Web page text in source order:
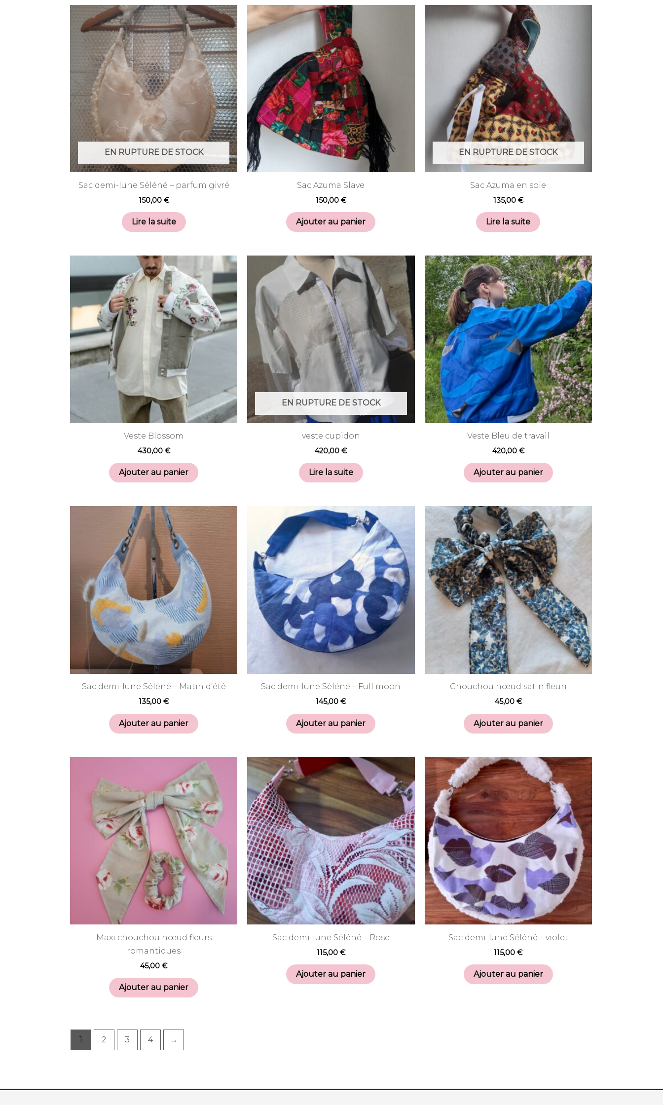
EN RUPTURE DE STOCK
Sac demi-lune Séléné – parfum givré
150,00 €
Lire la suite
Sac Azuma Slave
150,00 €
Ajouter au panier
EN RUPTURE DE STOCK
Sac Azuma en soie
135,00 €
Lire la suite
Veste Blossom
430,00 €
Ajouter au panier
EN RUPTURE DE STOCK
veste cupidon
420,00€
Lire la suite
Veste Bleu de travail
420,00 €
Ajouter au panier
Sac demi-lune Séléné – Matin d’été
135,00€
Ajouter au panier
Sac demi-lune Séléné – Full moon
145,00€
Ajouter au panier
Chouchou nœud satin fleuri
45,00 €
Ajouter au panier
Maxi chouchou nœud fleurs
romantiques
45,00€
Ajouter au panier
Sac demi-lune Séléné – Rose
115,00 €
Ajouter au panier
Sac demi-lune Séléné – violet
115,00€
Ajouter au panier
1 2 3 4 →